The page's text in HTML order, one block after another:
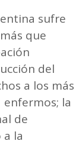
sufre
que
del
a los más
la
de
la